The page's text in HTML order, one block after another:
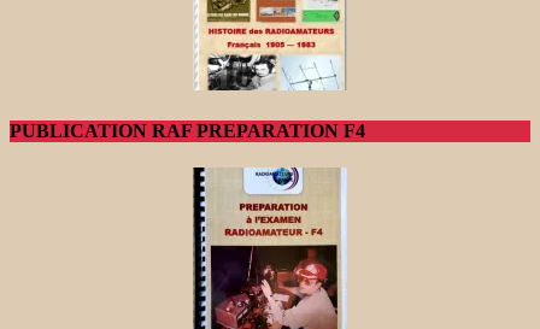
PUBLICATION RAF PREPARATION F4